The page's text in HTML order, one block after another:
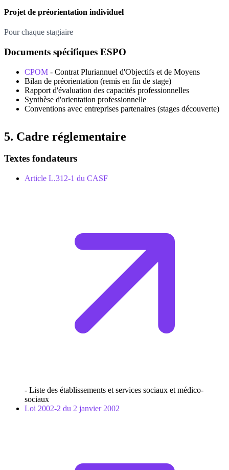
Projet de préorientation individuel
Pour chaque stagiaire
Documents spécifiques ESPO
CPOM - Contrat Pluriannuel d'Objectifs et de Moyens
Bilan de préorientation (remis en fin de stage)
Rapport d'évaluation des capacités professionnelles
Synthèse d'orientation professionnelle
Conventions avec entreprises partenaires (stages découverte)
5. Cadre réglementaire
Textes fondateurs
Article L.312-1 du CASF
- Liste des établissements et services sociaux et médico-
sociaux
Loi 2002-2 du 2 janvier 2002